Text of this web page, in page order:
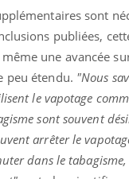
sont
publiées,
une avancée
peu étendu. "Nous
le vapotage
sont souvent
arrêter le
dans le